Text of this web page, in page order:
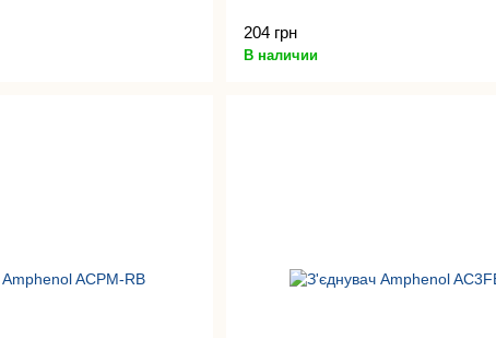
204 грн
В наличии